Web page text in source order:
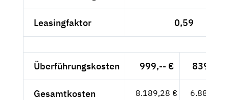
Leasingfaktor 0,59
Überführungskosten 999,-- € 839,50
Gesamtkosten 8.189,28 € 6.881,75